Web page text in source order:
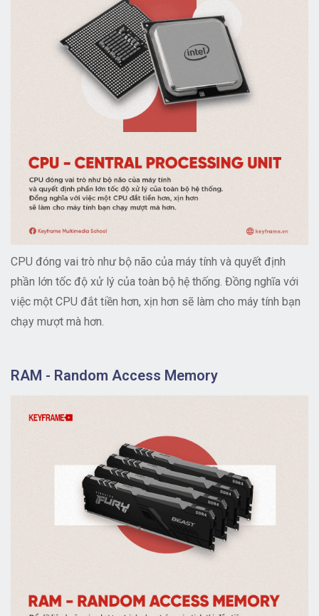
CPU đóng vai trò như bộ não của máy tính và quyết định
phần lớn tốc độ xử lý của toàn bộ hệ thống. Đồng nghĩa với
việc một CPU đắt tiền hơn, xịn hơn sẽ làm cho máy tính bạn
chạy mượt mà hơn.
RAM - Random Access Memory